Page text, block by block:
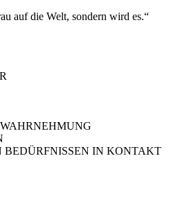
auf die Welt, sondern wird es.“
IN KONTAKT